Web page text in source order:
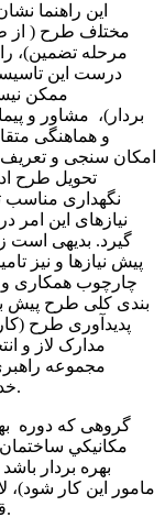
ﻣﺨﺘﻠف ﻃﺮح ( از
مرحله تضمین)،
درﺳﺖ اﯾﻦ
ممکن
ﺑﺮدار)، مشاور و
و هماهنگی
اﻣﮑﺎن سنجی و تعریف
تحویل طرح
نگهداری مناسب
نیازهای این امر
گیرد. ﺑﺪﯾﻬﯽ اﺳﺖ
پیش نیازها و نیز
چارچوب همکاری و
بندی کلی طرح پیش
پدیدآوری طرح
مدارک لاز و
مجموعه
خدمات لازم را در اختیار بهه بردار قرار می دهند.
ﮔﺮوﻫﯽ ﮐﻪ دوره
ﻣﻜﺎﻧﻴﻜﻲ
بهره بردار
مامور این کار شود)،
قبلی و مدارک لازم را هم در اختیار داشته باشد.